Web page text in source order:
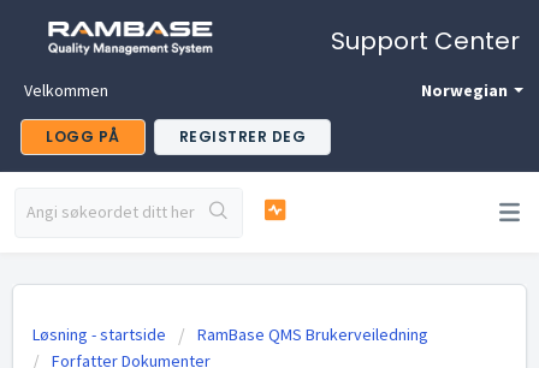
Support Center
Norwegian
Velkommen
LOGG PÅ REGISTRER DEG
Løsning - startside
RamBase QMS Brukerveiledning
Forfatter Dokumenter